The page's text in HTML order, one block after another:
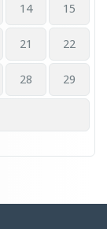
14 15
21 22
28 29